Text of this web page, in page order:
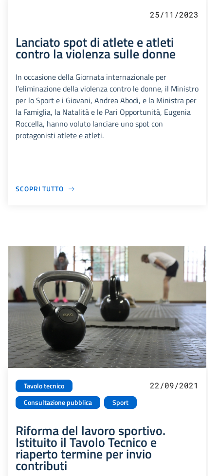
25/11/2023
Lanciato spot di atlete e atleti
contro la violenza sulle donne
In occasione della Giornata internazionale per
l’eliminazione della violenza contro le donne, il Ministro
per lo Sport e i Giovani, Andrea Abodi, e la Ministra per
la Famiglia, la Natalità e le Pari Opportunità, Eugenia
Roccella, hanno voluto lanciare uno spot con
protagonisti atlete e atleti.
SCOPRI TUTTO
Tavolo tecnico
Consultazione pubblica
Sport
22/09/2021
Riforma del lavoro sportivo.
Istituito il Tavolo Tecnico e
riaperto termine per invio
contributi